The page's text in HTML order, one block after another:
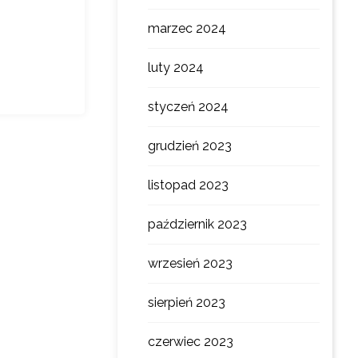
marzec 2024
luty 2024
styczeń 2024
grudzień 2023
listopad 2023
październik 2023
wrzesień 2023
sierpień 2023
czerwiec 2023